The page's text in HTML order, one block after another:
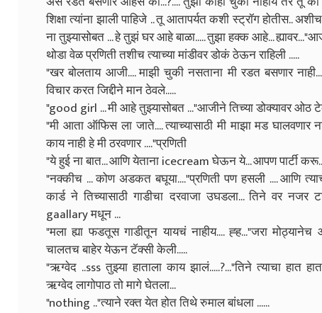
शिक्षा त्यांना झाली पाहिजे .. तू आतापर्यत कशी स्ट्रॉग होतीस..
ना तुझ्यासोबत ... हे तुझं घर आहे बाळा..... तुझा हक्क आहे...
थोडा वेळ प्रणिती तशीच त्याच्या मांडीवर डोकं ठेऊन राहिली .....
"खर बोलताय आजी.... माझी चुकी नसताना मी रडत बसणार
विचार करत जिद्दीने मान ठेवले.....
"good girl ... मी आहे तुझ्यासोबत ..."आजीने तिच्या डोक्यावर ओठ
"मी आता ऑफिस ला जाते.... त्याच्यासाठी मी माझा मड
काय नाही हे मी ठरवणार ...."प्रणिती
"ये हुई ना बात... आणि येताना icecream घेऊन ये... आपण पार्टी
"नक्कीच ... कोण अडकत बघूया...."प्रणिती पण हसली .... आणि
कार्ड ने तिच्यासाठी गाडीचा दरवाजा उघडला... तिने वर
gaallary मधून ...
"मला ह्या फडतूस गाडीतून यायचं नाहीय.... ह्ह..."जरा
चालतच बाहेर येऊन टॅक्सी केली.....
"ऋग्वेद ..sss तुझ्या हाताला काय झालं.....?..."तिने त्याचा हात
ऋग्वेद लागोपाठ तो मागे घेतला...
"nothing .."त्याने रक्त येत होत तिथे रुमाल बांधला ......